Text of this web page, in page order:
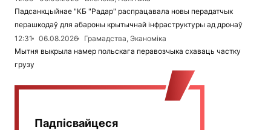
Падсанкцыйнае "КБ "Радар" распрацавала новы перадатчык
перашкодаў для абароны крытычнай інфраструктуры ад дронаў
12:31
06.08.2026
Грамадства, Эканоміка
Мытня выкрыла намер польскага перавозчыка схаваць частку
грузу
Падпісвайцеся